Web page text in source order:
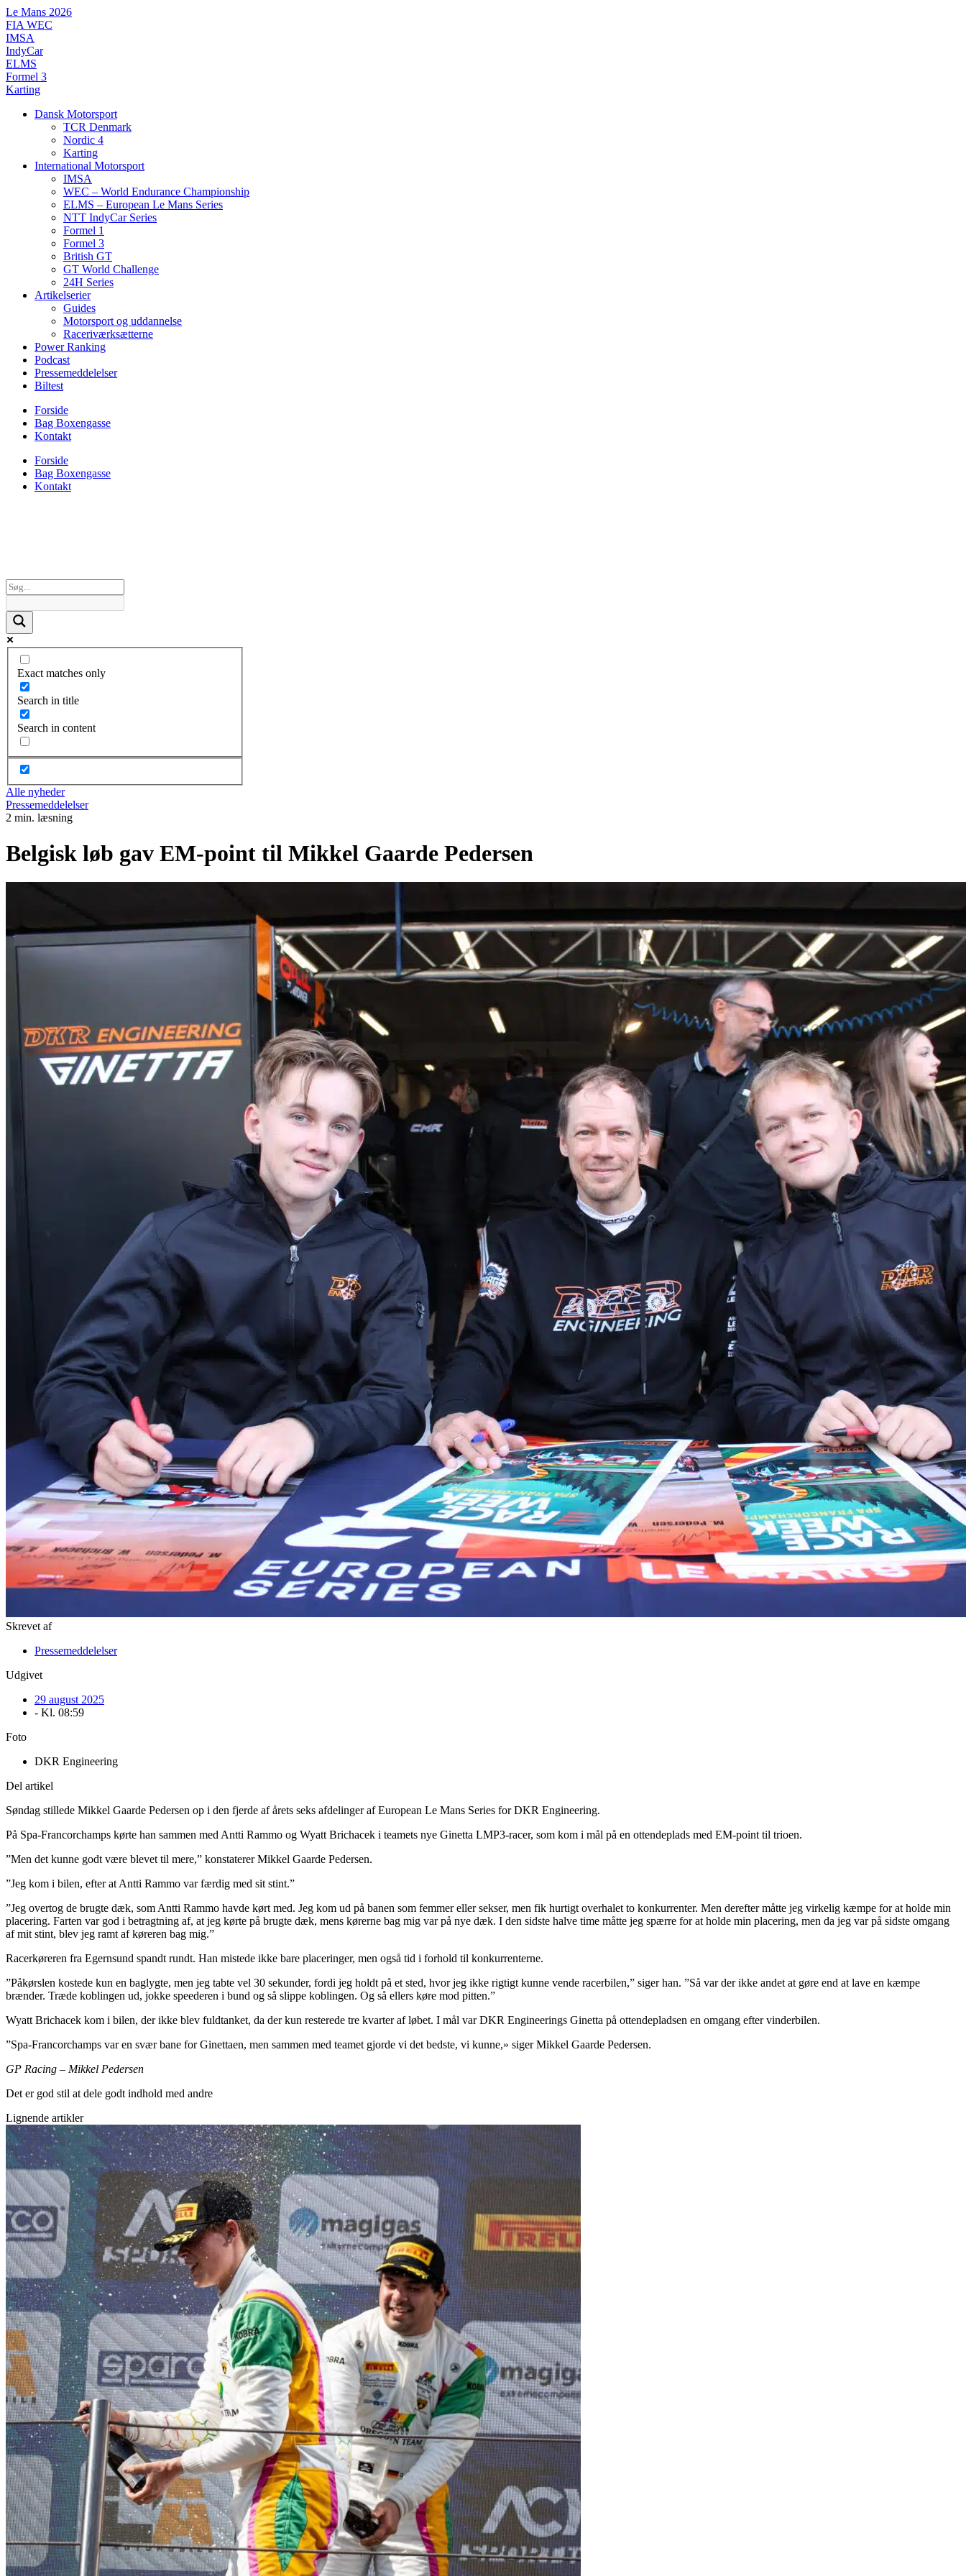
Videre
til
indhold
Le Mans 2026
FIA WEC
IMSA
IndyCar
ELMS
Formel 3
Karting
Dansk Motorsport
TCR Denmark
Nordic 4
Karting
International Motorsport
IMSA
WEC – World Endurance Championship
ELMS – European Le Mans Series
NTT IndyCar Series
Formel 1
Formel 3
British GT
GT World Challenge
24H Series
Artikelserier
Guides
Motorsport og uddannelse
Raceriværksætterne
Power Ranking
Podcast
Pressemeddelelser
Biltest
Forside
Bag Boxengasse
Kontakt
Forside
Bag Boxengasse
Kontakt
Exact matches only
Search in title
Search in content
Alle nyheder
Pressemeddelelser
2 min. læsning
Belgisk løb gav EM-point til Mikkel Gaarde Pedersen
Skrevet af
Pressemeddelelser
Udgivet
29 august 2025
- Kl. 08:59
Foto
DKR Engineering
Del artikel
Søndag stillede Mikkel Gaarde Pedersen op i den fjerde af årets seks afdelinger af European Le Mans Series for DKR Engineering.
På Spa-Francorchamps kørte han sammen med Antti Rammo og Wyatt Brichacek i teamets nye Ginetta LMP3-racer, som kom i mål på en ottendeplads med EM-point til trioen.
”Men det kunne godt være blevet til mere,” konstaterer Mikkel Gaarde Pedersen.
”Jeg kom i bilen, efter at Antti Rammo var færdig med sit stint.”
”Jeg overtog de brugte dæk, som Antti Rammo havde kørt med. Jeg kom ud på banen som femmer eller sekser, men fik hurtigt overhalet to konkurrenter. Men derefter måtte jeg virkelig kæmpe for at holde min
placering. Farten var god i betragtning af, at jeg kørte på brugte dæk, mens kørerne bag mig var på nye dæk. I den sidste halve time måtte jeg spærre for at holde min placering, men da jeg var på sidste omgang
af mit stint, blev jeg ramt af køreren bag mig.”
Racerkøreren fra Egernsund spandt rundt. Han mistede ikke bare placeringer, men også tid i forhold til konkurrenterne.
”Påkørslen kostede kun en baglygte, men jeg tabte vel 30 sekunder, fordi jeg holdt på et sted, hvor jeg ikke rigtigt kunne vende racerbilen,” siger han. ”Så var der ikke andet at gøre end at lave en kæmpe
brænder. Træde koblingen ud, jokke speederen i bund og så slippe koblingen. Og så ellers køre mod pitten.”
Wyatt Brichacek kom i bilen, der ikke blev fuldtanket, da der kun resterede tre kvarter af løbet. I mål var DKR Engineerings Ginetta på ottendepladsen en omgang efter vinderbilen.
”Spa-Francorchamps var en svær bane for Ginettaen, men sammen med teamet gjorde vi det bedste, vi kunne,» siger Mikkel Gaarde Pedersen.
GP Racing – Mikkel Pedersen
Det er god stil at dele godt indhold med andre
Lignende artikler